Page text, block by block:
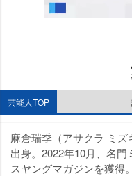
芸能人TOP
麻倉瑞季（アサクラ ミ
出身。2022年10月、名門
スヤングマガジンを獲得。